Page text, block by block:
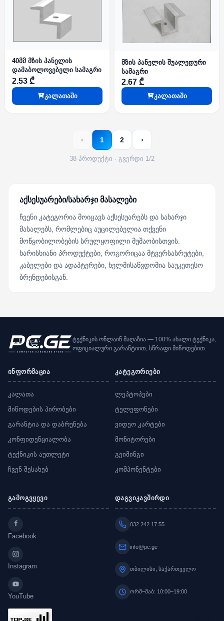
40მმ მზის პანელის
დამაბოლოვებელი სამაგრი
2.53 ₾
კალათაში
მზის პანელის შუალედური
სამაგრი
2.67 ₾
კალათაში
‹ 1 2 ›
38 პროდუქტი · გვერდი 1/2
აქსესუარები/სახარჯი მასალები
ჩვენი კატეგორია მოიცავს აქსესუარებს და სახარჯი
მასალებს, რომლებიც აუცილებელია თქვენი
მოწყობილობების სრულყოფილი მუშაობისთვის.
ხარისხიანი პროდუქტები, როგორიცაა მტვერსასრუტები,
კაბელები და ადაპტერები, ხელმისაწვდომია საუკეთესო
ბრენდებისგან.
ტექნიკის ონლაინ მაღაზია — 100% ახალი ტექნიკა,
ოფიციალური გარანტიით, სწრაფი მიწოდებით.
ინფორმაცია
კალათა
მიწოდების პირობები
გარანტია და დაბრუნება
კონფიდენციალობა
ტექნიკის აუთლეტი
ჩვენ შესახებ
კატეგორიები
ლეპტოპები
ტელეფონები
ვიდეო კარტები
მონიტორები
გეიმინგი
კომპონენტები
გამოგვყევი
Facebook
Instagram
YouTube
დაგვიკავშირდი
032 242 17 55
info@pc.ge
თბილისი, საქართველო
ორშ–შაბ: 10:00–19:00